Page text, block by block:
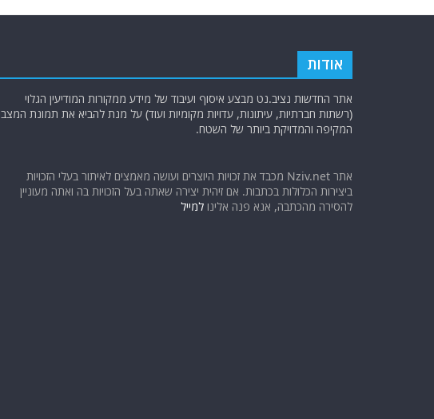
אודות
אתר החדשות נציב.נט מבצע איסוף ועיבוד של מידע ממקורות המודיעין הגלוי
(רשתות חברתיות, עיתונות, עדויות מקומיות ועוד) על מנת להביא את תמונת המצב
המקיפה והמדויקת ביותר של השטח.
אתר Nziv.net מכבד את זכויות היוצרים ועושה מאמצים לאיתור בעלי הזכויות
ביצירות הכלולות בכתבות. אם זיהית יצירה שאתה בעל הזכויות בה ואתה מעוניין
להסירה מהכתבה, אנא פנה אלינו למייל